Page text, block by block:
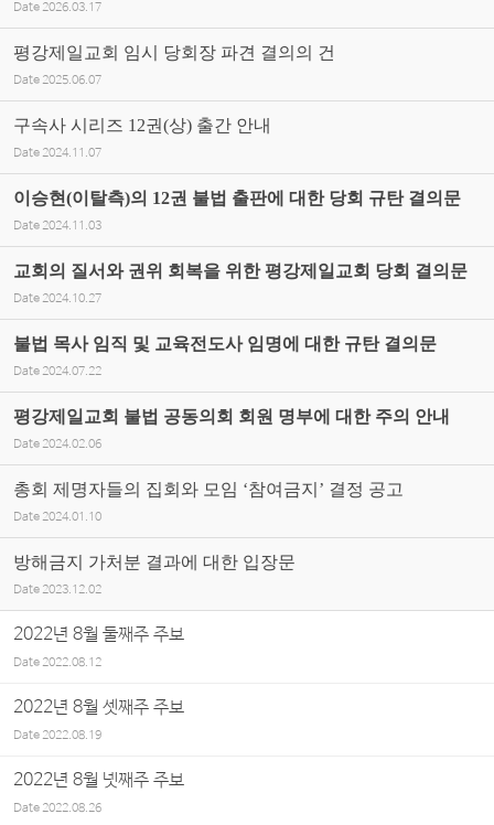
Date 2026.03.17
평강제일교회 임시 당회장 파견 결의의 건
Date 2025.06.07
구속사 시리즈 12권(상) 출간 안내
Date 2024.11.07
이승현(이탈측)의 12권 불법 출판에 대한 당회 규탄 결의문
Date 2024.11.03
교회의 질서와 권위 회복을 위한 평강제일교회 당회 결의문
Date 2024.10.27
불법 목사 임직 및 교육전도사 임명에 대한 규탄 결의문
Date 2024.07.22
평강제일교회 불법 공동의회 회원 명부에 대한 주의 안내
Date 2024.02.06
총회 제명자들의 집회와 모임 ‘참여금지’ 결정 공고
Date 2024.01.10
방해금지 가처분 결과에 대한 입장문
Date 2023.12.02
2022년 8월 둘째주 주보
Date2022.08.12
2022년 8월 셋째주 주보
Date2022.08.19
2022년 8월 넷째주 주보
Date2022.08.26